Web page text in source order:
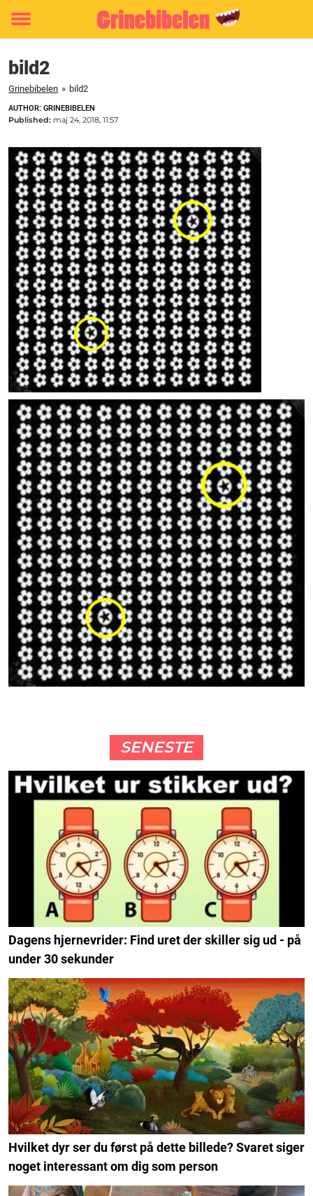
Toggle
bild2
Grinebibelen » bild2
AUTHOR: GRINEBIBELEN
Published: maj 24, 2018, 11:57
SENESTE
Dagens hjernevrider: Find uret der skiller sig ud - på
under 30 sekunder
Hvilket dyr ser du først på dette billede? Svaret siger
noget interessant om dig som person